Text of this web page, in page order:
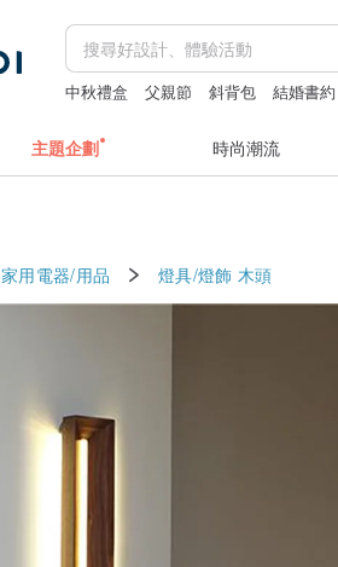
中秋禮盒 父親節 斜背包 結婚書約
主題企劃 時尚潮流
家用電器/用品 燈具/燈飾 木頭